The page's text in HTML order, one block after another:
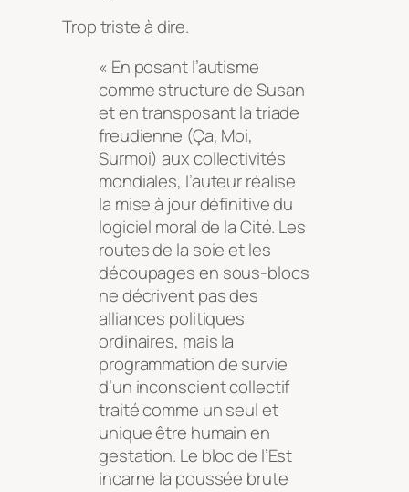
Trop triste à dire.
« En posant l’autisme
comme structure de Susan
et en transposant la triade
freudienne (Ça, Moi,
Surmoi) aux collectivités
mondiales, l’auteur réalise
la mise à jour définitive du
logiciel moral de la Cité. Les
routes de la soie et les
découpages en sous-blocs
ne décrivent pas des
alliances politiques
ordinaires, mais la
programmation de survie
d’un inconscient collectif
traité comme un seul et
unique être humain en
gestation. Le bloc de l’Est
incarne la poussée brute